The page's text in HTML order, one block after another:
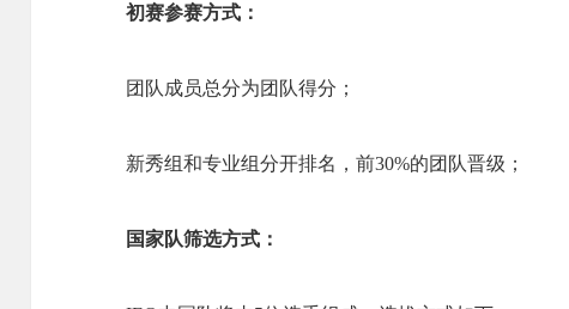
初赛参赛方式：
团队成员总分为团队得分；
新秀组和专业组分开排名，前30%的团队晋级；
国家队筛选方式：